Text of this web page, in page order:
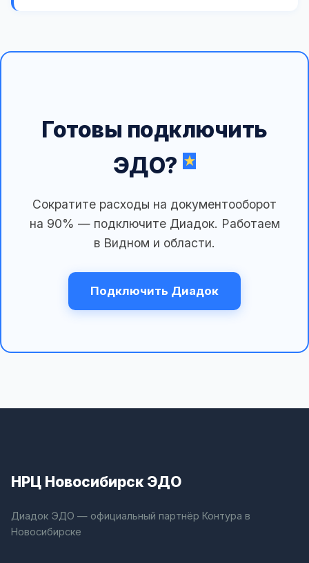
Готовы подключить
ЭДО?
Сократите расходы на документооборот
на 90% — подключите Диадок. Работаем
в Видном и области.
Подключить Диадок
НРЦ Новосибирск ЭДО
Диадок ЭДО — официальный партнёр Контура в
Новосибирске